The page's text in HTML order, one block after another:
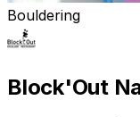
Bouldering
Block'Out